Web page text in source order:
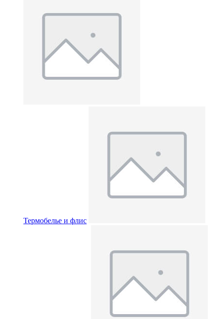
Термобелье и флис